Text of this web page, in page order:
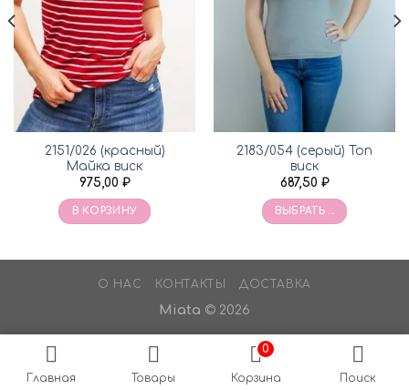
2151/026 (красный)
Майка виск
975,00 ₽
В КОРЗИНУ
2183/054 (серый) Топ
виск
687,50 ₽
ВЫБРАТЬ ...
О НАС КОНТАКТЫ ДОСТАВКА
Miata © 2026
Главная Товары
0
Корзина Поиск